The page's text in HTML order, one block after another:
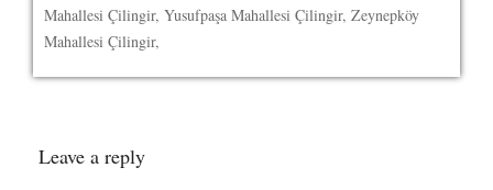
Mahallesi Çilingir, Yusufpaşa Mahallesi Çilingir, Zeynepköy
Mahallesi Çilingir,
Leave a reply